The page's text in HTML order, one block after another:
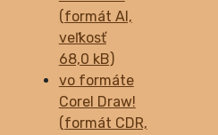
(formát AI,
veľkosť
68,0 kB)
vo formáte
Corel Draw!
(formát CDR,